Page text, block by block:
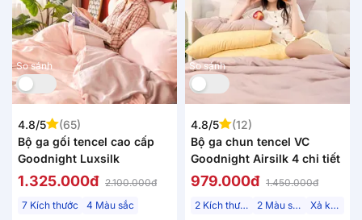
So sánh
4.8/5
(65)
Bộ ga gối tencel cao cấp
Goodnight Luxsilk
1.325.000đ 2.100.000đ
7 Kích thước
4 Màu sắc
So sánh
4.8/5
(12)
Bộ ga chun tencel VC
Goodnight Airsilk 4 chi tiết
979.000đ 1.450.000đ
2 Kích thước
2 Màu sắc Xả kho